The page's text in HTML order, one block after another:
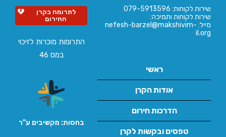
שירות לקוחות: 079-5913596
שירות לקוחות ותמיכה:
מייל: nefesh-barzel@makshivim-
il.org
ראשי
אודות הקרן
הדרכות חירום
טפסים ובקשות לקרן
לתרומה בקרן
החירום
התרומות מוכרות לזיכוי
במס 46
בחסות: מקשיבים ע''ר